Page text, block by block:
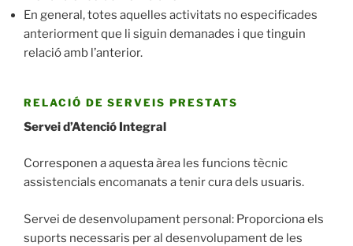
En general, totes aquelles activitats no especificades
anteriorment que li siguin demanades i que tinguin
relació amb l’anterior.
RELACIÓ DE SERVEIS PRESTATS
Servei d’Atenció Integral
Corresponen a aquesta àrea les funcions tècnic
assistencials encomanats a tenir cura dels usuaris.
Servei de desenvolupament personal: Proporciona els
suports necessaris per al desenvolupament de les